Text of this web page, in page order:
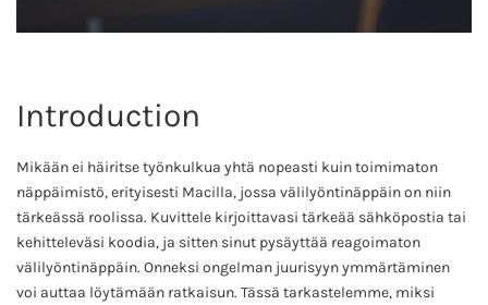
Introduction
Mikään ei häiritse työnkulkua yhtä nopeasti kuin toimimaton
näppäimistö, erityisesti Macilla, jossa välilyöntinäppäin on niin
tärkeässä roolissa. Kuvittele kirjoittavasi tärkeää sähköpostia tai
kehitteleväsi koodia, ja sitten sinut pysäyttää reagoimaton
välilyöntinäppäin. Onneksi ongelman juurisyyn ymmärtäminen
voi auttaa löytämään ratkaisun. Tässä tarkastelemme, miksi